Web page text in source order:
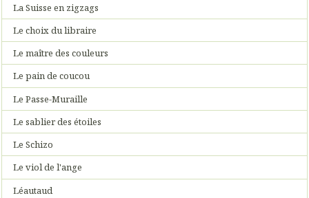
La Suisse en zigzags
Le choix du libraire
Le maître des couleurs
Le pain de coucou
Le Passe-Muraille
Le sablier des étoiles
Le Schizo
Le viol de l'ange
Léautaud